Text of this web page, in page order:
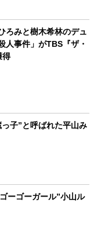
ろみと樹木希林のデュ
人事件」がTBS『ザ・
得
子”と呼ばれた平山み
ーゴーガール”小山ル